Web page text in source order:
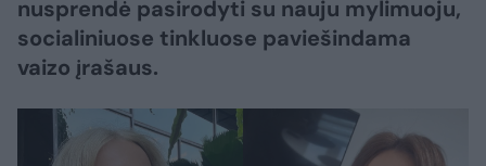
nusprendė pasirodyti su nauju mylimuoju,
socialiniuose tinkluose paviešindama
vaizo įrašaus.